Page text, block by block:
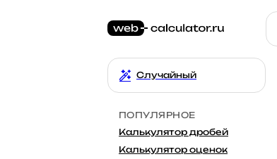
Случайный
ПОПУЛЯРНОЕ
Калькулятор дробей
Калькулятор оценок